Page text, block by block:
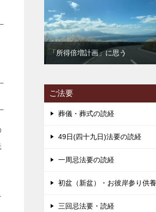
「所得倍増計画」に思う
ご法要
葬儀・葬式の読経
49日(四十九日)法要の読経
一周忌法要の読経
初盆（新盆）・お彼岸参り供
三回忌法要・読経